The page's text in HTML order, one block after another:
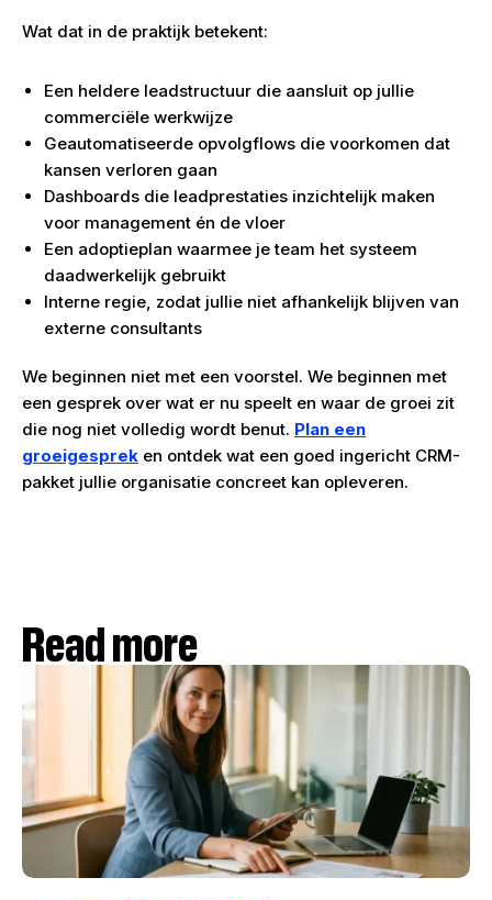
Wat dat in de praktijk betekent:
Een heldere leadstructuur die aansluit op jullie
commerciële werkwijze
Geautomatiseerde opvolgflows die voorkomen dat
kansen verloren gaan
Dashboards die leadprestaties inzichtelijk maken
voor management én de vloer
Een adoptieplan waarmee je team het systeem
daadwerkelijk gebruikt
Interne regie, zodat jullie niet afhankelijk blijven van
externe consultants
We beginnen niet met een voorstel. We beginnen met
een gesprek over wat er nu speelt en waar de groei zit
die nog niet volledig wordt benut. Plan een
groeigesprek en ontdek wat een goed ingericht CRM-
pakket jullie organisatie concreet kan opleveren.
Read more